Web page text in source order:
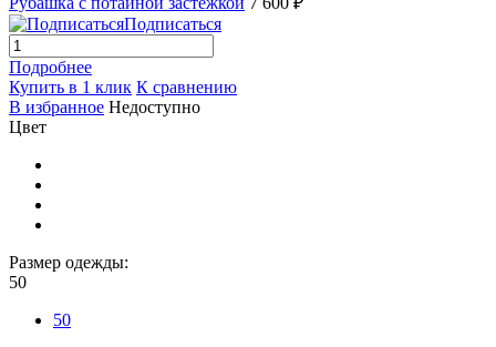
Подписаться
Подробнее
Купить в 1 клик К сравнению
В избранное Недоступно
Цвет
Размер одежды:
50
50